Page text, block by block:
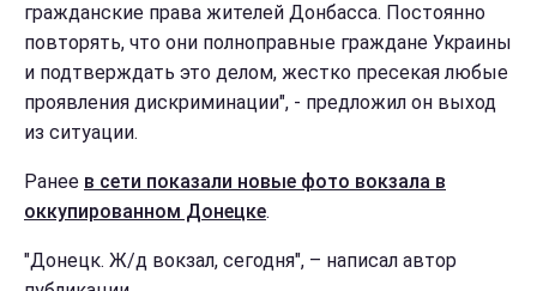
гражданские права жителей Донбасса. Постоянно
повторять, что они полноправные граждане Украины
и подтверждать это делом, жестко пресекая любые
проявления дискриминации", - предложил он выход
из ситуации.
Ранее в сети показали новые фото вокзала в
оккупированном Донецке.
"Донецк. Ж/д вокзал, сегодня", – написал автор